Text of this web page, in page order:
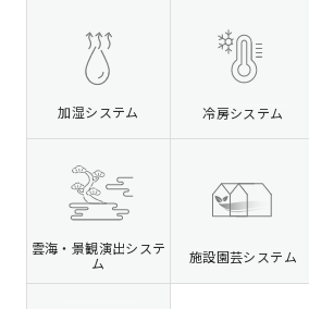
加湿システム 冷房システム
雲海・景観演出システ
ム
施設園芸システム